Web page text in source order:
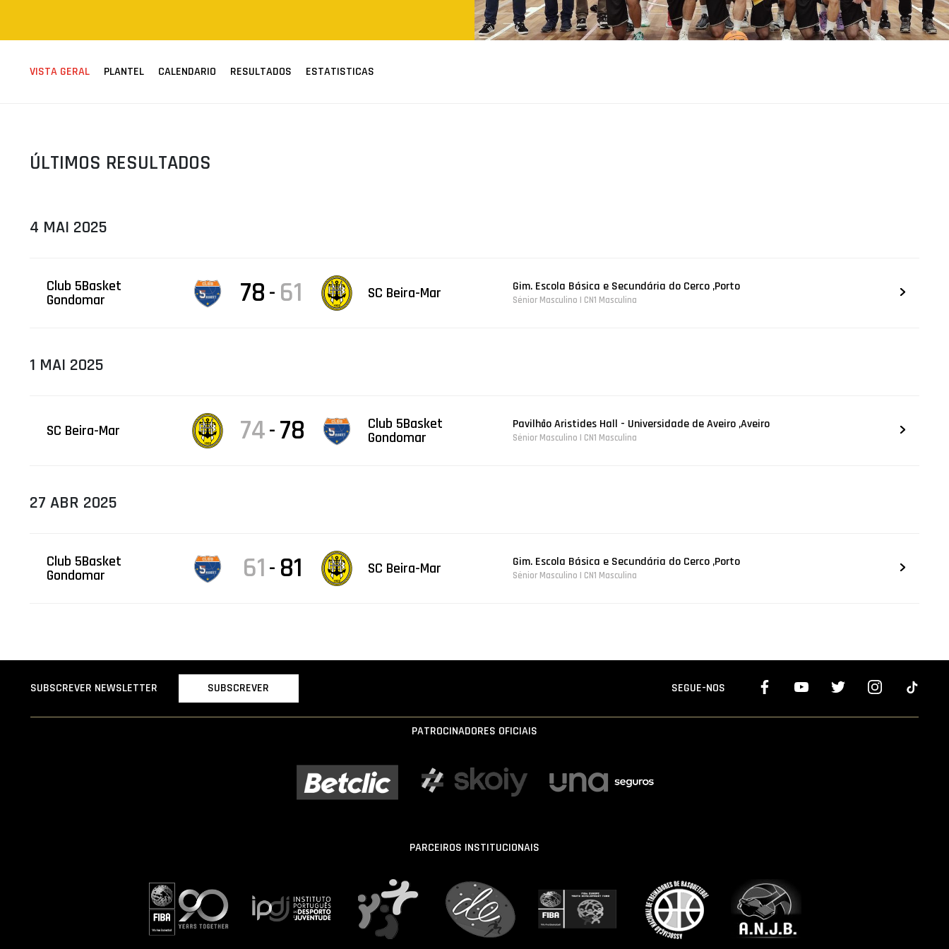
PROJETOS
VISTA GERAL PLANTEL CALENDARIO RESULTADOS ESTATISTICAS
ÚLTIMOS RESULTADOS
4 MAI 2025
Club 5Basket
Gondomar 78 - 61 SC Beira-Mar Gim. Escola Básica e Secundária do Cerco ,Porto
Sénior Masculino | CN1 Masculina
1 MAI 2025
SC Beira-Mar 74- 78 Club 5Basket
Gondomar
Pavilhão Aristides Hall - Universidade de Aveiro ,Aveiro
Sénior Masculino | CN1 Masculina
27 ABR 2025
Club 5Basket
Gondomar 61 - 81 SC Beira-Mar Gim. Escola Básica e Secundária do Cerco ,Porto
Sénior Masculino | CN1 Masculina
SUBSCREVER NEWSLETTER SUBSCREVER SEGUE-NOS
PATROCINADORES OFICIAIS
PARCEIROS INSTITUCIONAIS